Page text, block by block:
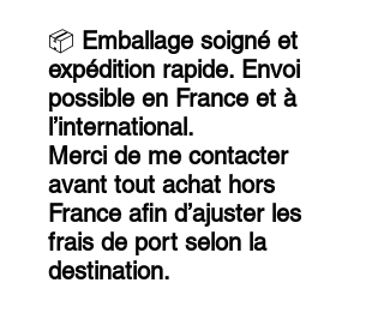
📦 Emballage soigné et
expédition rapide. Envoi
possible en France et à
l’international.
Merci de me contacter
avant tout achat hors
France afin d’ajuster les
frais de port selon la
destination.